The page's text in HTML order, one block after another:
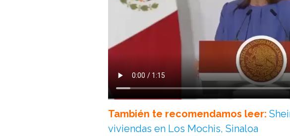
También te recomendamos leer:
viviendas en Los Mochis, Sinaloa